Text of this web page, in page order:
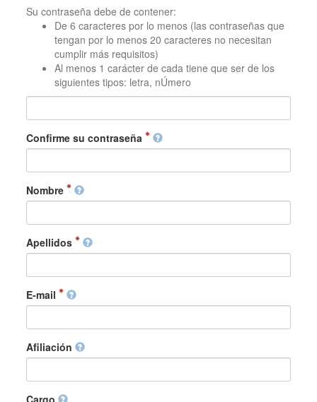
Su contraseña debe de contener:
De 6 caracteres por lo menos (las contraseñas que
tengan por lo menos 20 caracteres no necesitan
cumplir más requisitos)
Al menos 1 carácter de cada tiene que ser de los
siguientes tipos: letra, nÚmero
Confirme su contraseña
Nombre
Apellidos
E-mail
Afiliación
Cargo